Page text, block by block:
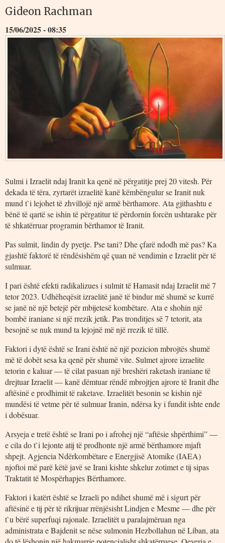
Gideon Rachman
15/06/2025 - 08:35
Sulmi i Izraelit ndaj Iranit ka qenë në përgatitje prej 20 vitesh. Për
dekada të tëra, zyrtarët izraelitë kanë këmbëngulur se Iranit nuk
mund t`i lejohet të zhvillojë një armë bërthamore. Ata gjithashtu e
bënë të qartë se ishin të përgatitur të përdornin forcën ushtarake për
të shkatërruar programin bërthamor të Iranit.
Pas sulmit, lindin dy pyetje. Pse tani? Dhe çfarë ndodh më pas? Ka
gjashtë faktorë të rëndësishëm që çuan në vendimin e Izraelit për të
sulmuar.
I pari është efekti radikalizues i sulmit të Hamasit ndaj Izraelit më 7
tetor 2023. Udhëheqësit izraelitë janë të bindur më shumë se kurrë
se janë në një betejë për mbijetesë kombëtare. Ata e shohin një
bombë iraniane si një rrezik jetik. Pas tronditjes së 7 tetorit, ata
besojnë se nuk mund ta lejojnë më një rrezik të tillë.
Faktori i dytë është se Irani është në një pozicion mbrojtës shumë
më të dobët sesa ka qenë për shumë vite. Sulmet ajrore izraelite
tetorin e kaluar — të cilat pasuan një breshëri raketash iraniane të
drejtuar Izraelit — kanë dëmtuar rëndë mbrojtjen ajrore të Iranit dhe
aftësinë e prodhimit të raketave. Izraelitët besonin se kishin një
mundësi të vetme për të sulmuar Iranin, ndërsa ky i fundit ishte ende
i dobësuar.
Arsyeja e tretë është se Irani po i afrohej një “aftësie shpërthimi” —
e cila do t`i lejonte atij të prodhonte një armë bërthamore mjaft
shpejt. Agjencia Ndërkombëtare e Energjisë Atomike (IAEA)
njoftoi më parë këtë javë se Irani kishte shkelur zotimet e tij sipas
Traktatit të Mospërhapjes Bërthamore.
Faktori i katërt është se Izraeli po ndihet shumë më i sigurt për
aftësinë e tij për të rikrijuar rrënjësisht Lindjen e Mesme — dhe për
t`u bërë superfuqi rajonale. Izraelitët u paralajmëruan nga
administrata e Bajdenit se nëse sulmonin Hezbollahun në Liban, ata